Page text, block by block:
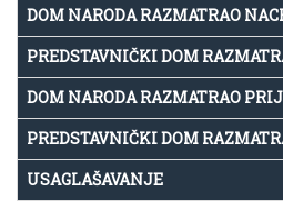
DOM NARODA RAZMATRAO
PREDSTAVNIČKI DOM
DOM NARODA RAZMATRAO
PREDSTAVNIČKI DOM
USAGLAŠAVANJE